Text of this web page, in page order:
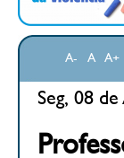
A- A A+
Seg, 08